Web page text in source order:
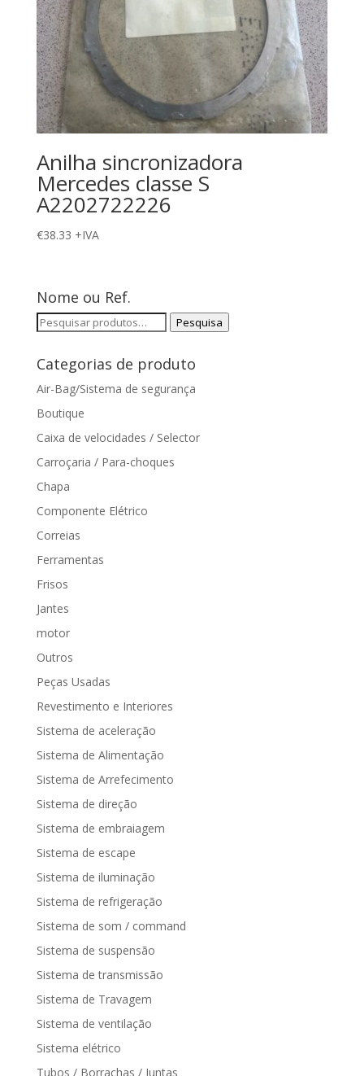
Anilha sincronizadora
Mercedes classe S
A2202722226
€38.33 +IVA
Nome ou Ref.
Pesquisar
Pesquisa
Categorias de produto
Air-Bag/Sistema de segurança
Boutique
Caixa de velocidades / Selector
Carroçaria / Para-choques
Chapa
Componente Elétrico
Correias
Ferramentas
Frisos
Jantes
motor
Outros
Peças Usadas
Revestimento e Interiores
Sistema de aceleração
Sistema de Alimentação
Sistema de Arrefecimento
Sistema de direção
Sistema de embraiagem
Sistema de escape
Sistema de iluminação
Sistema de refrigeração
Sistema de som / command
Sistema de suspensão
Sistema de transmissão
Sistema de Travagem
Sistema de ventilação
Sistema elétrico
Tubos / Borrachas / Juntas